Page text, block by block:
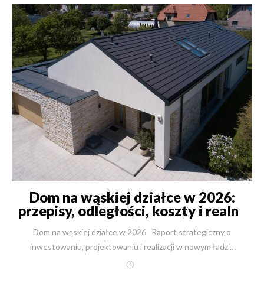
Dom na wąskiej działce w 2026:
przepisy, odległości, koszty i realne
wyceny (9–16 m)
Dom na wąskiej działce w 2026 Raport strategiczny o inwestowaniu, projektowaniu i realizacji w nowym ładzie przestrzennym Ten tekst jest dla osób, które chcą budować sensownie i bez wpadek na działkach o froncie ok. 9–16 m — szczególnie w lokalizacjach, gdzie działka jest droga, trudna, ale warta zachodu. 1) Dlaczego 2026 jest „rokiem selekcji” dla wąskich działek W latach 2024–2025 wąska działka była głównie wyzwaniem architektonicznym: „czy da się tu zmieścić funkcjonalny dom?”. W 2026 dochodzi drugi poziom: ryzyko planistyczno-administracyjne. W skrócie: możesz mieć działkę „fizycznie OK”, ale prawnie ryzykowną, możesz mieć świetny projekt, ale przegrać na etapie: WZ / Plan ogólny / standardy dostępności / odwołania sąsiada, możesz kupić „tanią wąską”, a potem odkryć, że oszczędność zjadły: PPOŻ, logistyka, detale, przeróbki, czas. To jest dokładnie ten typ tematu, który dobrze działa na blogu: dużo wyszukiwań, dużo pytań, dużo strachu i niepewności, a więc wysoka skłonność do kontaktu. 2) Checklista na start (zanim wydasz 1 zł na projekt) Zrób te kroki w tej kolejności — serio, to oszczędza miesiące i dziesiątki tysięcy: Krok 1: MPZP czy WZ? Jeśli jest MPZP: czytaj parametry (linia zabudowy, dach, PBC, miejsca postojowe). Jeśli nie ma MPZP: sprawdź ryzyka pod WZ i Plan ogólny. Krok 2: zmierz „realną szerokość” pod budynek działka może mieć 14 m frontu, ale zwężać się do 11–12 m tam, gdzie realnie stoi dom. Krok 3: sprawdź sąsiadów gdzie mają okna, gdzie stoją, czy nowy dom może im zabrać wymagane doświetlenie. Krok 4: media i dojazd wąska działka = częściej problemy z logistyką, pompą do betonu, składowaniem, wjazdem HDS. Krok 5: dopiero teraz architekt + koncepcja + chłonność + koszty. {{ ContactForm }} 3) Prawo 2026: co najbardziej uderza w działki trudne (w tym wąskie) 3.1 Plan ogólny i „obszar, gdzie wolno uzupełniać zabudowę” W 2026 gminy wchodzą w etap, w którym Plan ogólny zaczyna mieć realny wpływ na to, czy i gdzie da się uzyskać WZ. Co to znaczy praktycznie dla Ciebie (albo Twojego klienta): działki na obrzeżach, po podziałach, „paski” — są częściej na straconej pozycji, bo gmina może nie chcieć rozlewania zabudowy, liczy się tempo: jeśli sytuacja jest niepewna, to harmonogram administracyjny bywa ważniejszy niż sam projekt. 3.2 WZ z terminem ważności (koniec „trzymania w szufladzie”) Jeśli ktoś myśli „załatwię WZ i kiedyś zbuduję” — 2026 mocno ogranicza tę filozofię. WZ staje się dokumentem, który trzeba domknąć inwestycyjnie, a nie tylko „posiadać”. 3.3 Standardy dostępności (szkoła i zieleń) — realny filtr dla obrzeży To bywa killer dla działek peryferyjnych: możesz mieć świetną geometrię, ale jeśli lokalizacja wpada w „zbyt daleko od usług”, robi się problem. 4) Geometria przymusu: działka ≤16 m i odległości, które robią całą grę W praktyce są 3 sytuacje projektowe: Wariant A — „symetryczny” (drogi w metrażu) okna po obu bokach, odległości większe, dom robi się „wagonem”. Efekt biznesowy: z pozoru „tani projekt”, ale funkcjonalnie trudny. Wariant B — „asymetryczny” (najczęstszy i zwykle najlepszy) jedna ściana boczna bez okien, odzyskujesz cenne metry szerokości domu, da się zrobić normalny układ. Efekt: najlepszy kompromis między prawem, światłem, funkcją i kosztem. Wariant C — „przy granicy” (premium ryzyka i detali) maksymalizacja szerokości bryły, ale rosną koszty i detale, pojawia się temat ścian o podwyższonych wymaganiach, serwisu elewacji itd. Efekt: bywa świetne w drogich lokalizacjach, ale wymaga doświadczonego wykonawcy i dobrego projektu. 5) Strategie projektowe, które działają na wąskiej działce (i naprawdę podnoszą komfort) Tu nie chodzi o „zmieścić dom”. Chodzi o to, żeby to był dobry dom, a nie kompromisowy tunel. 5.1 Światło i prywatność: graj przodem i ogrodem maksymalizuj przeszklenia na elewacji ogrodowej, front niech będzie „techniczny”: wejście, garaż/wiata, pomieszczenia pomocnicze, wewnątrz buduj oś widokową (to optycznie poszerza dom). 5.2 „Vertical living” bez bólu Wąska działka często wymusza: 2 kondygnacje, czasem 3 kondygnacje (zwłaszcza gdy chcesz 180–300+ m² w mieście). Klucz to: schody, które nie zjadają domu, sensowna akustyka, przemyślane strefowanie (parter = dzienne, góra = prywatne, ewentualnie „bonus” na poddaszu). 5.3 Garaż w bryle vs wiata: nie idź automatem Na wąskiej działce garaż w bryle potrafi „zjeść” najlepszą część parteru. Często lepszy układ to: wiata (carport) + schowek, a odzyskany metraż oddajesz salonowi lub gabinetowi (co sprzedaje dom dużo lepiej). 6) Ukryte koszty wąskiej działki: gdzie znika „tania działka” To jest sedno ekonomii: wąska działka bywa tańsza w zakupie, ale droższa w realizacji. Najczęstsze „pożeracze budżetu”: detale elewacji i dachu przy małych odległościach (okapy, rynny, obróbki), logistyka (pompa do betonu, dostawy na raty, brak składowania), zabezpieczenia wykopów (gdy jest ciasno i blisko sąsiad), więcej ścian/obwodu na 1 m² → więcej materiału i robocizny „na metr użytkowy”, ryzyko opóźnień (bo wszystko jest trudniejsze organizacyjnie). Wniosek prosty: porównuj koszty nie tylko „za m²”, ale jako TCO (całkowity koszt + czas + ryzyko). {{ CalculatorBuilding }} 7) Wyceny przykładowych domów na wąską działkę (Twoje dane) + ceny za 1 m² Poniżej liczę koszty w przeliczeniu na 1 m² powierzchni użytkowej (PU), bo to jedyny pewny mianownik, który podałeś. Dodatkowo pokazuję szacunek „za 1 m² powierzchni budowanej” (czyli szerzej: całkowitej), bo o to prosisz — ale uczciwie: bez podanej powierzchni całkowitej mogę dać tylko widełki, bazując na typowej relacji PU → pow. całkowita (zwykle +12% do +22% w domach jednorodzinnych, a na wąskich bywa bliżej górnej granicy przez komunikację i układ). Porównanie kosztów budowy – powierzchnia użytkowa → realne ceny WĄSKI D9 (projekt na działkę o szerokości ok. 12 m) Powierzchnia użytkowa (PU): 130 m² Stan surowy zamknięty (SSZ): 378 102 zł ok. 2 909 zł/m² PU Stan deweloperski: 862 427 zł ok. 6 634 zł/m² PU Pod klucz: 1 018 427 zł ok. 7 834 zł/m² PU Pod klucz + ogród: 1 073 427 zł ok. 8 257 zł/m² PU Ryś (projekt na bardzo wąską działkę – ok. 9 m) Powierzchnia użytkowa (PU): 91 m² Stan surowy zamknięty (SSZ): 247 114 zł ok. 2 716 zł/m² PU Stan deweloperski: 601 043 zł ok. 6 605 zł/m² PU Pod klucz: 710 243 zł ok. 7 805 zł/m² PU Pod klucz + ogród: 765 243 zł ok. 8 409 zł/m² PU Wniosek: Małe domy na wąskich działkach mają wyższy koszt m² – skala działa przeciwko inwestorowi. Widełki: „cena za 1 m² powierzchni budowanej” (szacunek) Zakładam: pow. budowana ≈ PU × (1,12–1,22) WĄSKI D9 (pod klucz): ok. 6 835–7 007 PLN/m² budowanej WĄSKI D9 (pod klucz + ogród): ok. 7 204–7 378 PLN/m² budowanej Ryś (pod klucz): ok. 6 407–6 573 PLN/m² budowanej Ryś (pod klucz + ogród): ok. 6 903–7 082 PLN/m² budowanej Jak to czytać? PU daje Ci „perspektywę użytkową” (ile płacisz za metry, w których żyjesz). „Budowana” bywa niższa, bo liczysz większy mianownik — ale w wąskich domach koszt PU i tak rośnie, bo masz więcej przegród, detali i utrudnień na każdy metr funkcji. 8) Etapy budowy domu na wąskiej działce (i gdzie najczęściej ludzie się wykładają) Etapy budowy domu — wersja pod wąską działkę Analiza działki: chłonność + sąsiedzi + światło + dojazd Decyzje planistyczne: MPZP albo WZ + ryzyka na 2026 Koncepcja architektoniczna: wybór wariantu usytuowania (A/B/C z rozdziału 4) Projekt budowlany: w tym detale, które na wąskim robią różnicę (dach, rynny, ściany, akustyka) Pozwolenia i uzgodnienia SSZ: fundamenty, ściany, strop, dach — tu najczęściej rosną koszty przez logistykę Instalacje + szczelność + wentylacja: w wąskim domu łatwo o gorszy komfort bez dobrego projektu Stan deweloperski: wykończenia „bazowe”, przygotowanie pod final Pod klucz: tu wygrywa plan i kontrola detali Ogród i zagospodarowanie: na wąskiej działce to nie „dodatek”, tylko element funkcji (prywatność, dojazdy, retencja) Najczęstszy błąd na wąskiej działce: zaczynanie od projektu „bo ładny”, a dopiero potem walka z prawem i odległościami. FAQ – Dom na wąskiej działce w 2026 Czy na działce o szerokości 9–10 m da się zbudować normalny dom? Tak, ale nie każdy. Kluczowe są: układ asymetryczny (jedna ściana bez okien), bardzo dobra koncepcja światła od frontu i ogrodu, akceptacja 2 kondygnacji (czasem 3). Najczęstszy błąd to wybór „ładnego projektu katalogowego”, który nie działa w realnej geometrii działki. Jaka jest minimalna szerokość działki, żeby budowa miała sens? W praktyce: 9–10 m – możliwe, ale wysokie wymagania projektowe i wykonawcze, 11–13 m – optymalny kompromis (najwięcej sensownych rozwiązań), 14–16 m – pełna swoboda przy dobrej strategii. Uwaga: liczy się realna szerokość w miejscu posadowienia domu, nie tylko front działki. Czy w 2026 trudniej będzie uzyskać WZ na wąskiej działce? Tak – obiektywnie trudniej niż w latach 2020–2024. Powody: Plan ogólny ogranicza „rozlewanie” zabudowy, WZ przestaje być dokumentem „do szuflady”, rośnie znaczenie dostępności usług i infrastruktury. W 2026 czas i kolejność działań administracyjnych są często ważniejsze niż sam projekt. Czy wąska działka zawsze oznacza droższą budowę? Nie zawsze, ale bardzo często tak w przeliczeniu na m². Dlaczego? więcej ścian i detali na każdy metr użytkowy, trudniejsza logistyka, wyższe wymagania techniczne przy małych odległościach. Wąs